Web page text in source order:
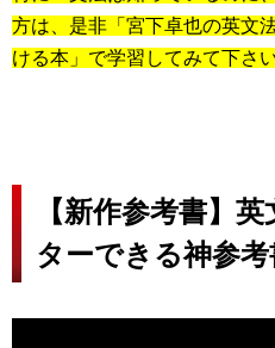
方は、是非「宮下卓也の英文
ける本」で学習してみて下さい
【新作参考書】
ターできる神参